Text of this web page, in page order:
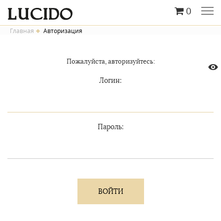
0
Главная Авторизация
Пожалуйста, авторизуйтесь:
Логин:
Пароль: